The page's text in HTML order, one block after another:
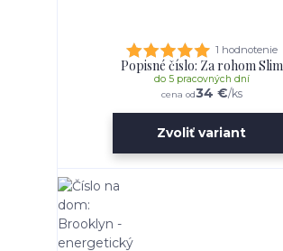
1 hodnotenie
Popisné číslo: Za rohom Slim
cena od34 €/ks
do 5 pracovných dní
Zvoliť variant